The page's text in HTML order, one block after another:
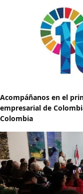
Acompáñanos en el
empresarial de
Colombia